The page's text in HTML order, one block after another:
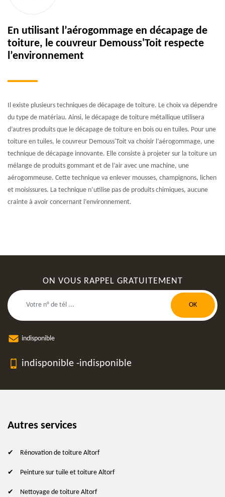
En utilisant l’aérogommage en décapage de
toiture, le couvreur Demouss'Toit respecte
l’environnement
Il existe plusieurs techniques de décapage de toiture. Le choix va dépendre
du type de matériau. Ainsi, le décapage de toiture métallique utilisera
d’autres produits que le décapage de toiture en bois ou en tuiles. Pour une
toiture en tuiles, le couvreur Demouss'Toit va choisir l’aérogommage, une
technique de décapage innovante. Elle consiste à projeter sur la toiture un
mélange de produits gommant et de l’air avec une machine, une
aérogommeuse. Cette technique va enlever mousses, champignons, lichen
et moisissures. La technique n’utilise pas de produits chimiques, aucune
crainte à avoir concernant l’environnement.
ON VOUS RAPPEL GRATUITEMENT
indisponible
indisponible -indisponible
Autres services
Rénovation de toiture Altorf
Peinture sur tuile et toiture Altorf
Nettoyage de toiture Altorf